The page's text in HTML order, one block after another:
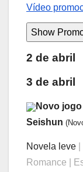
Vídeo
2 de abril
3 de abril
Novo
Seishun
Novela leve
Romance |